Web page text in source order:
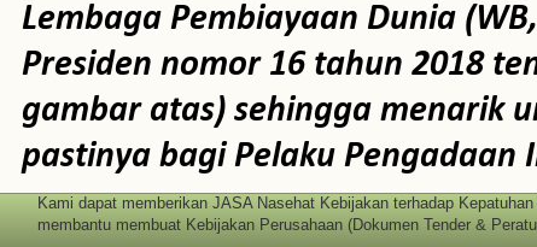
Lembaga Pembiayaan Dunia
Presiden nomor 16 tahun 2018
gambar atas) sehingga menarik
pastinya bagi Pelaku Pengadaan
Kami dapat memberikan JASA Nasehat Kebijakan terhadap
membantu membuat Kebijakan Perusahaan (Dokumen Tender &